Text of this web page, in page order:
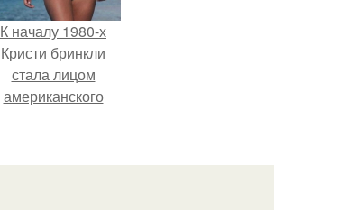
К началу 1980-х
Кристи бринкли
стала лицом
американского
воплощением